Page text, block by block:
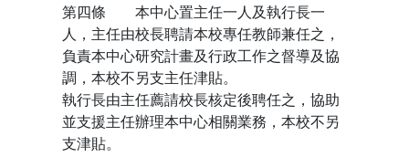
第四條 本中心置主任一人及執行長一
人，主任由校長聘請本校專任教師兼任之，
負責本中心研究計畫及行政工作之督導及協
調，本校不另支主任津貼。
執行長由主任薦請校長核定後聘任之，協助
並支援主任辦理本中心相關業務，本校不另
支津貼。